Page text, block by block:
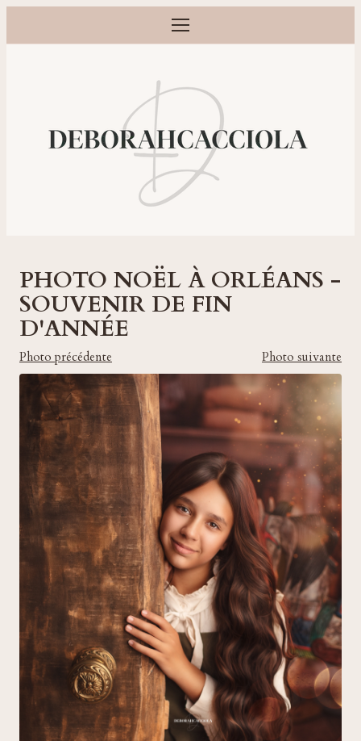
Ouvrir le menu
Photographe grossesse, naissance, bébé et famille à Orléans
PHOTO NOËL À ORLÉANS -
SOUVENIR DE FIN
D'ANNÉE
Photo précédente Photo suivante